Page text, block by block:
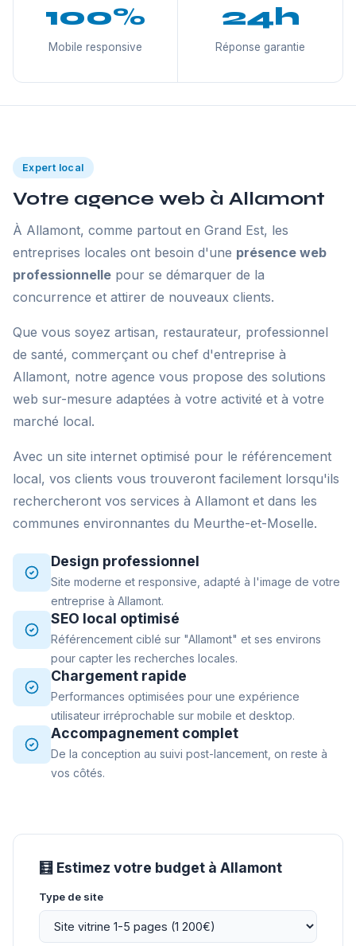
100%
Mobile responsive
24h
Réponse garantie
Expert local
Votre agence web à Allamont
À Allamont, comme partout en Grand Est, les
entreprises locales ont besoin d'une présence web
professionnelle pour se démarquer de la
concurrence et attirer de nouveaux clients.
Que vous soyez artisan, restaurateur, professionnel
de santé, commerçant ou chef d'entreprise à
Allamont, notre agence vous propose des solutions
web sur-mesure adaptées à votre activité et à votre
marché local.
Avec un site internet optimisé pour le référencement
local, vos clients vous trouveront facilement lorsqu'ils
rechercheront vos services à Allamont et dans les
communes environnantes du Meurthe-et-Moselle.
Design professionnel
Site moderne et responsive, adapté à l'image de votre
entreprise à Allamont.
SEO local optimisé
Référencement ciblé sur "Allamont" et ses environs
pour capter les recherches locales.
Chargement rapide
Performances optimisées pour une expérience
utilisateur irréprochable sur mobile et desktop.
Accompagnement complet
De la conception au suivi post-lancement, on reste à
vos côtés.
🧮 Estimez votre budget à Allamont
Type de site